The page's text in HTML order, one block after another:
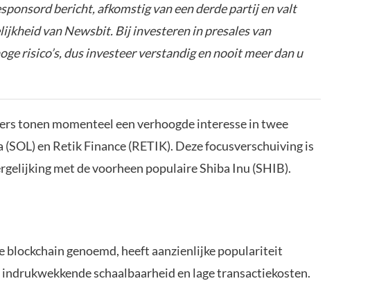
bericht, afkomstig van een derde partij en valt
van Newsbit. Bij investeren in presales van
risico’s, dus investeer verstandig en nooit meer dan u
tonen momenteel een verhoogde interesse in twee
en Retik Finance (RETIK). Deze focusverschuiving is
met de voorheen populaire Shiba Inu (SHIB).
blockchain genoemd, heeft aanzienlijke populariteit
schaalbaarheid en lage transactiekosten.